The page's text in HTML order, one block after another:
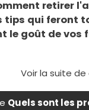
retirer
tips qui feront
le goût de vos
Voir la suite
Quels sont les